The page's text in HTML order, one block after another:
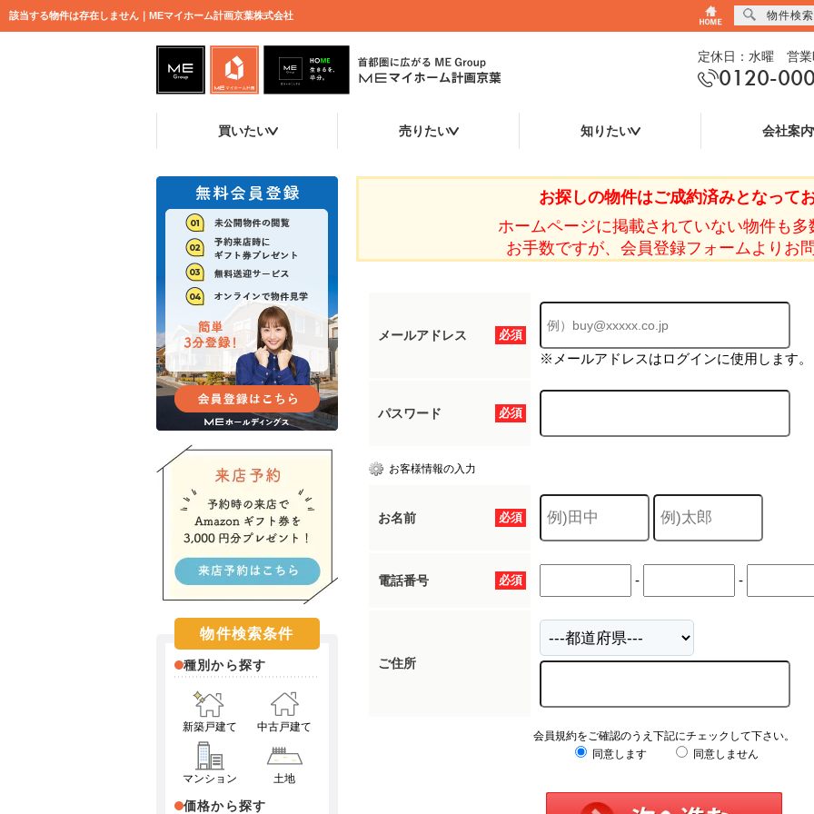
該当する物件は存在しません｜MEマイホーム計画京葉株式会社
定休日：水曜 営業
0120-
買いたい 売りたい 知りたい 会社案内
お探しの物件はご成約済みとなってお
ホームページに掲載されていない物件も多
お手数ですが、会員登録フォームよりお
必須
メールアドレス
※メールアドレスはログインに使用します。
必須
パスワード
お客様情報の入力
必須
お名前
必須
電話番号 - -
ご住所
会員規約をご確認のうえ下記にチェックして下さい。
同意します
同意しません
物件検索条件
種別から探す
新築戸建て 中古戸建て
マンション 土地
価格から探す
物件検索